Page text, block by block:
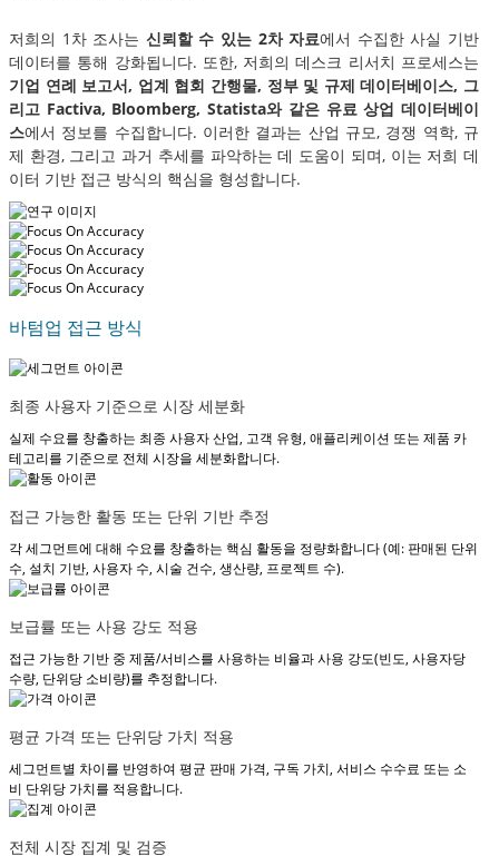
저희의 1차 조사는 신뢰할 수 있는 2차 자료에서 수집한 사실 기반
데이터를 통해 강화됩니다. 또한, 저희의 데스크 리서치 프로세스는
기업 연례 보고서, 업계 협회 간행물, 정부 및 규제 데이터베이스, 그
리고 Factiva, Bloomberg, Statista와 같은 유료 상업 데이터베이
스에서 정보를 수집합니다. 이러한 결과는 산업 규모, 경쟁 역학, 규
제 환경, 그리고 과거 추세를 파악하는 데 도움이 되며, 이는 저희 데
이터 기반 접근 방식의 핵심을 형성합니다.
바텀업 접근 방식
최종 사용자 기준으로 시장 세분화
실제 수요를 창출하는 최종 사용자 산업, 고객 유형, 애플리케이션 또는 제품 카
테고리를 기준으로 전체 시장을 세분화합니다.
접근 가능한 활동 또는 단위 기반 추정
각 세그먼트에 대해 수요를 창출하는 핵심 활동을 정량화합니다 (예: 판매된 단위
수, 설치 기반, 사용자 수, 시술 건수, 생산량, 프로젝트 수).
보급률 또는 사용 강도 적용
접근 가능한 기반 중 제품/서비스를 사용하는 비율과 사용 강도(빈도, 사용자당
수량, 단위당 소비량)를 추정합니다.
평균 가격 또는 단위당 가치 적용
세그먼트별 차이를 반영하여 평균 판매 가격, 구독 가치, 서비스 수수료 또는 소
비 단위당 가치를 적용합니다.
전체 시장 집계 및 검증